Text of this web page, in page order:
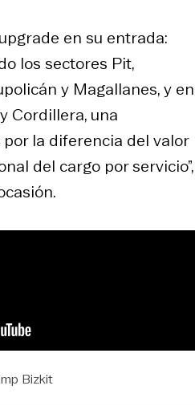
en su entrada:
los sectores Pit,
y Magallanes, y en
Cordillera, una
la diferencia del valor
del cargo por servicio”,
Bizkit